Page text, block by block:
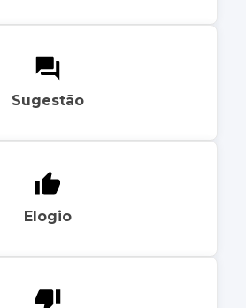
Sugestão
Elogio